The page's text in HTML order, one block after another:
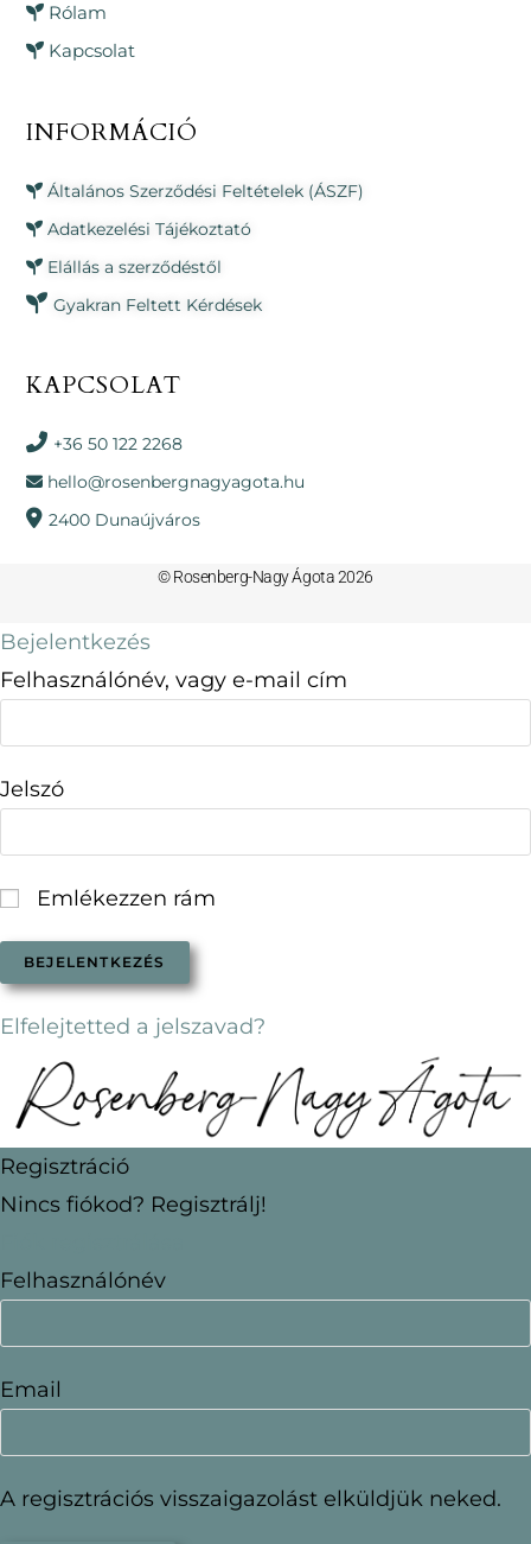
Rólam
Kapcsolat
INFORMÁCIÓ
Általános Szerződési Feltételek (ÁSZF)
Adatkezelési Tájékoztató
Elállás a szerződéstől
Gyakran Feltett Kérdések
KAPCSOLAT
+36 50 122 2268
hello@rosenbergnagyagota.hu
2400 Dunaújváros
© Rosenberg-Nagy Ágota 2026
Bejelentkezés
Felhasználónév, vagy e-mail cím
Jelszó
Emlékezzen rám
Elfelejtetted a jelszavad?
Regisztráció
Nincs fiókod? Regisztrálj!
Felhasználónév
Email
A regisztrációs visszaigazolást elküldjük neked.